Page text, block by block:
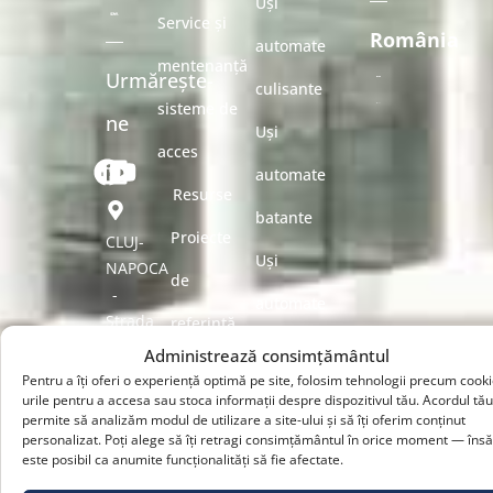
Administrează consimțământul
Pentru a îți oferi o experiență optimă pe site, folosim tehnologii precum
urile pentru a accesa sau stoca informații despre dispozitivul tău. Acordul
permite să analizăm modul de utilizare a site-ului și să îți oferim conținut
personalizat. Poți alege să îți retragi consimțământul în orice moment — însă
este posibil ca anumite funcționalități să fie afectate.
Urmărește-
ne
CLUJ-
NAPOCA
-
Strada
Nikola
Tesla
nr.
15,
Tetarom
Service și
mentenanță
sisteme de
acces
Resurse
Proiecte
de
referință
KADRA
EMI
Group
automate
culisante
Uși
automate
batante
Uși
cu sistem
break-
out
România